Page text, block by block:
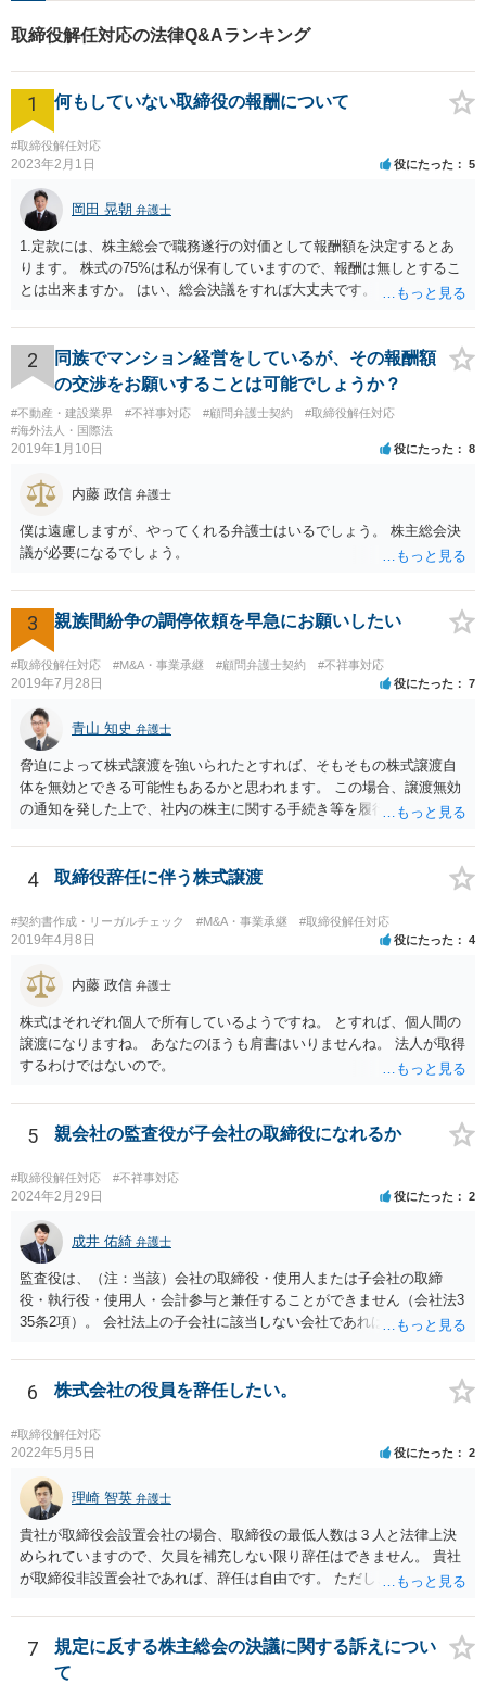
回無料相談】【東京・神奈川
エリア】
取締役解任対応の法律Q&Aランキング
1 何もしていない取締役の報酬について
#取締役解任対応
2023年2月1日 役にたった 5
岡田 晃朝 弁護士
1.定款には、株主総会で職務遂行の対価として報酬額を決定するとあ
ります。 株式の75%は私が保有していますので、報酬は無しとするこ
とは出来ますか。 はい、総会決議をすれば大丈夫です。 一応、就任時
必要がありますが、本件では、そういう約束も無いようですし、大丈
夫でしょう。 2.定款には、任期も総会で決めるとありますので、短縮
して、取締役を任期満了で辞めてもらっても良いでしょうか？ 途中で
の退職は正当事由が必要です。 解任は自由に可能ですが、正当事由が
無ければ、損害賠償の対象になります。 もっとも、元より無報酬な
ら、損害が無いようには思いますが、その点、何か言ってくるかもし
2
同族でマンション経営をしているが、その報酬額
の交渉をお願いすることは可能でしょうか？
#不動産・建設業界 #不祥事対応 #顧問弁護士契約
#取締役解任対応
#海外法人・国際法
2019年1月10日 役にたった 8
内藤 政信 弁護士
僕は遠慮しますが、やってくれる弁護士はいるでしょう。 株主総会決
議が必要になるでしょう。
3 親族間紛争の調停依頼を早急にお願いしたい
#取締役解任対応 #M&A・事業承継 #顧問弁護士契約 #不祥事対応
2019年7月28日 役にたった 7
青山 知史 弁護士
脅迫によって株式譲渡を強いられたとすれば、そもそもの株式譲渡自
体を無効とできる可能性もあるかと思われます。 この場合、譲渡無効
の通知を発した上で、社内の株主に関する手続き等を履行していく必
株主権確認訴訟等に発展する可能性はあるかと思われます。 いずれに
しても、譲渡時の状況やその裏付けとなる証拠の有無、また、当該会
社の定款等によって、採れる手段も変わってこようかと思われますの
で、早い段階で、 関連資料をお持ちの上、弁護士にご相談をされたほ
うが良いかと思慮いたします。
4 取締役辞任に伴う株式譲渡
#契約書作成・リーガルチェック #M&A・事業承継 #取締役解任対応
2019年4月8日 役にたった 4
内藤 政信 弁護士
株式はそれぞれ個人で所有しているようですね。 とすれば、個人間の
譲渡になりますね。 あなたのほうも肩書はいりませんね。 法人が取得
するわけではないので。
5 親会社の監査役が子会社の取締役になれるか
#取締役解任対応 #不祥事対応
2024年2月29日 役にたった 2
成井 佑綺 弁護士
監査役は、（注：当該）会社の取締役・使用人または子会社の取締
役・執行役・使用人・会計参与と兼任することができません（会社法3
35条2項）。 会社法上の子会社に該当しない会社であれば上記の兼任
任していた場合には、基本はその選任自体は有効となり、監査も有効
となりますが、当該監査役が損害賠償責任を負う可能性があります。
もっとも、親会社が親会社の監査役を子会社の取締役に選任した場合
には、監査が無効になる可能性があります。 いずれにせよ兼任規制に
反する兼任の場合には、監査役の辞任等を検討する対応がベターに思
われます。
6 株式会社の役員を辞任したい。
#取締役解任対応
2022年5月5日 役にたった 2
理崎 智英 弁護士
貴社が取締役会設置会社の場合、取締役の最低人数は３人と法律上決
められていますので、欠員を補充しない限り辞任はできません。 貴社
が取締役非設置会社であれば、辞任は自由です。 ただし、会社にとっ
生じた場合、会社に対して損害賠償をする必要があります。 一度、今
後の対応等について、弁護士にご相談されることをお勧めします。
7
規定に反する株主総会の決議に関する訴えについ
て